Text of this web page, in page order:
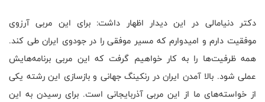
دکتر دنیامالی در این دیدار اظهار داشت: برای این مربی آرزوی
موفقیت دارم و امیدوارم که مسیر موفقی را در جودوی ایران طی کند.
همه ظرفیت‌ها را به کار خواهیم گرفت که این مربی برنامه‌هایش
عملی شود. بالا آمدن ایران در رنکینگ جهانی و بازسازی این رشته یکی
از خواسته‌های ما از این مربی آذربایجانی است. برای رسیدن به این